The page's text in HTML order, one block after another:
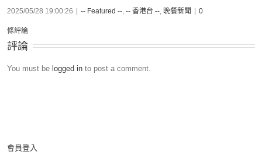
2025/05/28 19:00:26 -- Featured --, -- 香港台 --, 晚餐新聞 0
條評論
評論
You must be logged in to post a comment.
會員登入